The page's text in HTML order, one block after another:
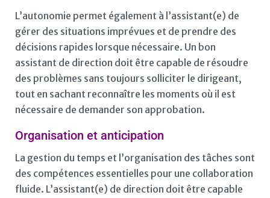
L’autonomie permet également à l’assistant(e) de
gérer des situations imprévues et de prendre des
décisions rapides lorsque nécessaire. Un bon
assistant de direction doit être capable de résoudre
des problèmes sans toujours solliciter le dirigeant,
tout en sachant reconnaître les moments où il est
nécessaire de demander son approbation.
Organisation et anticipation
La gestion du temps et l’organisation des tâches sont
des compétences essentielles pour une collaboration
fluide. L’assistant(e) de direction doit être capable